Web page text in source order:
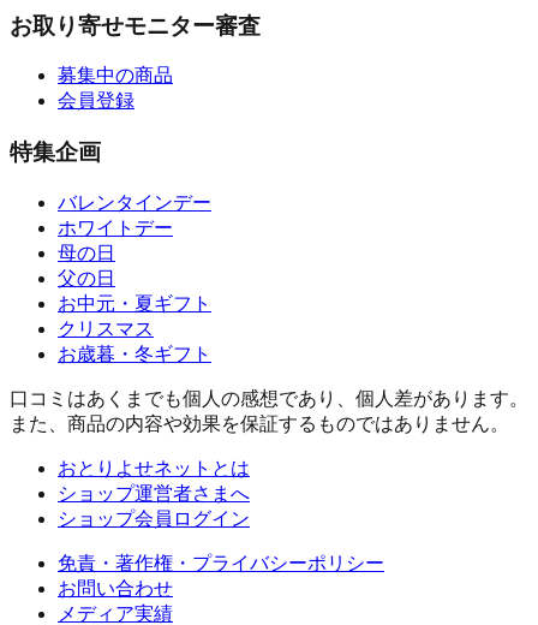
お取り寄せモニター審査
募集中の商品
会員登録
特集企画
バレンタインデー
ホワイトデー
母の日
父の日
お中元・夏ギフト
クリスマス
お歳暮・冬ギフト
口コミはあくまでも個人の感想であり、個人差があります。
また、商品の内容や効果を保証するものではありません。
おとりよせネットとは
ショップ運営者さまへ
ショップ会員ログイン
免責・著作権・プライバシーポリシー
お問い合わせ
メディア実績